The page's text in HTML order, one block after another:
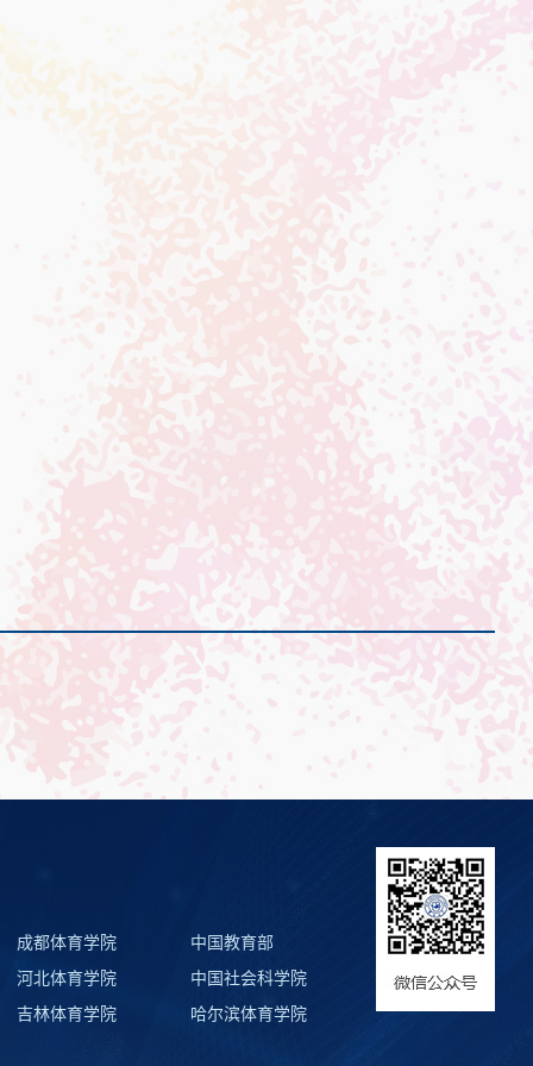
成都体育学院
中国教育部
河北体育学院
中国社会科学院
吉林体育学院
哈尔滨体育学院